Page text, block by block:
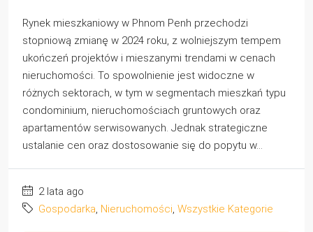
Rynek mieszkaniowy w Phnom Penh przechodzi
stopniową zmianę w 2024 roku, z wolniejszym tempem
ukończeń projektów i mieszanymi trendami w cenach
nieruchomości. To spowolnienie jest widoczne w
różnych sektorach, w tym w segmentach mieszkań typu
condominium, nieruchomościach gruntowych oraz
apartamentów serwisowanych. Jednak strategiczne
ustalanie cen oraz dostosowanie się do popytu w...
2 lata ago
Gospodarka, Nieruchomości, Wszystkie Kategorie